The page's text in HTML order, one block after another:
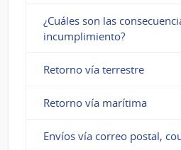
país?
¿Cuáles son las
incumplimiento?
Retorno vía terrestre
Retorno vía marítima
Envíos vía correo postal,